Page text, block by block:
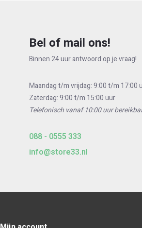
Bel of mail ons!
Binnen 24 uur antwoord op je vraag!
Maandag t/m vrijdag: 9:00 t/m 17:00
Zaterdag: 9:00 t/m 15:00 uur
Telefonisch vanaf 10:00 uur
088 - 0555 333
info@store33.nl